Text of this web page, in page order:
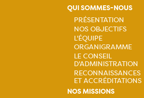
QUI SOMMES-NOUS
Navigation
principale
PRÉSENTATION
NOS OBJECTIFS
L'ÉQUIPE
ORGANIGRAMME
LE CONSEIL
D'ADMINISTRATION
RECONNAISSANCES
ET ACCRÉDITATIONS
NOS MISSIONS